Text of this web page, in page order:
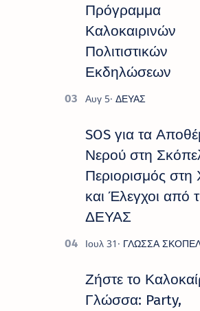
Πρόγραμμα
Καλοκαιρινών
Πολιτιστικών
Εκδηλώσεων
SOS για τα
Νερού στη
Περιορισμός
και Έλεγχοι από
ΔΕΥΑΣ
Ζήστε το
Γλώσσα: Party,